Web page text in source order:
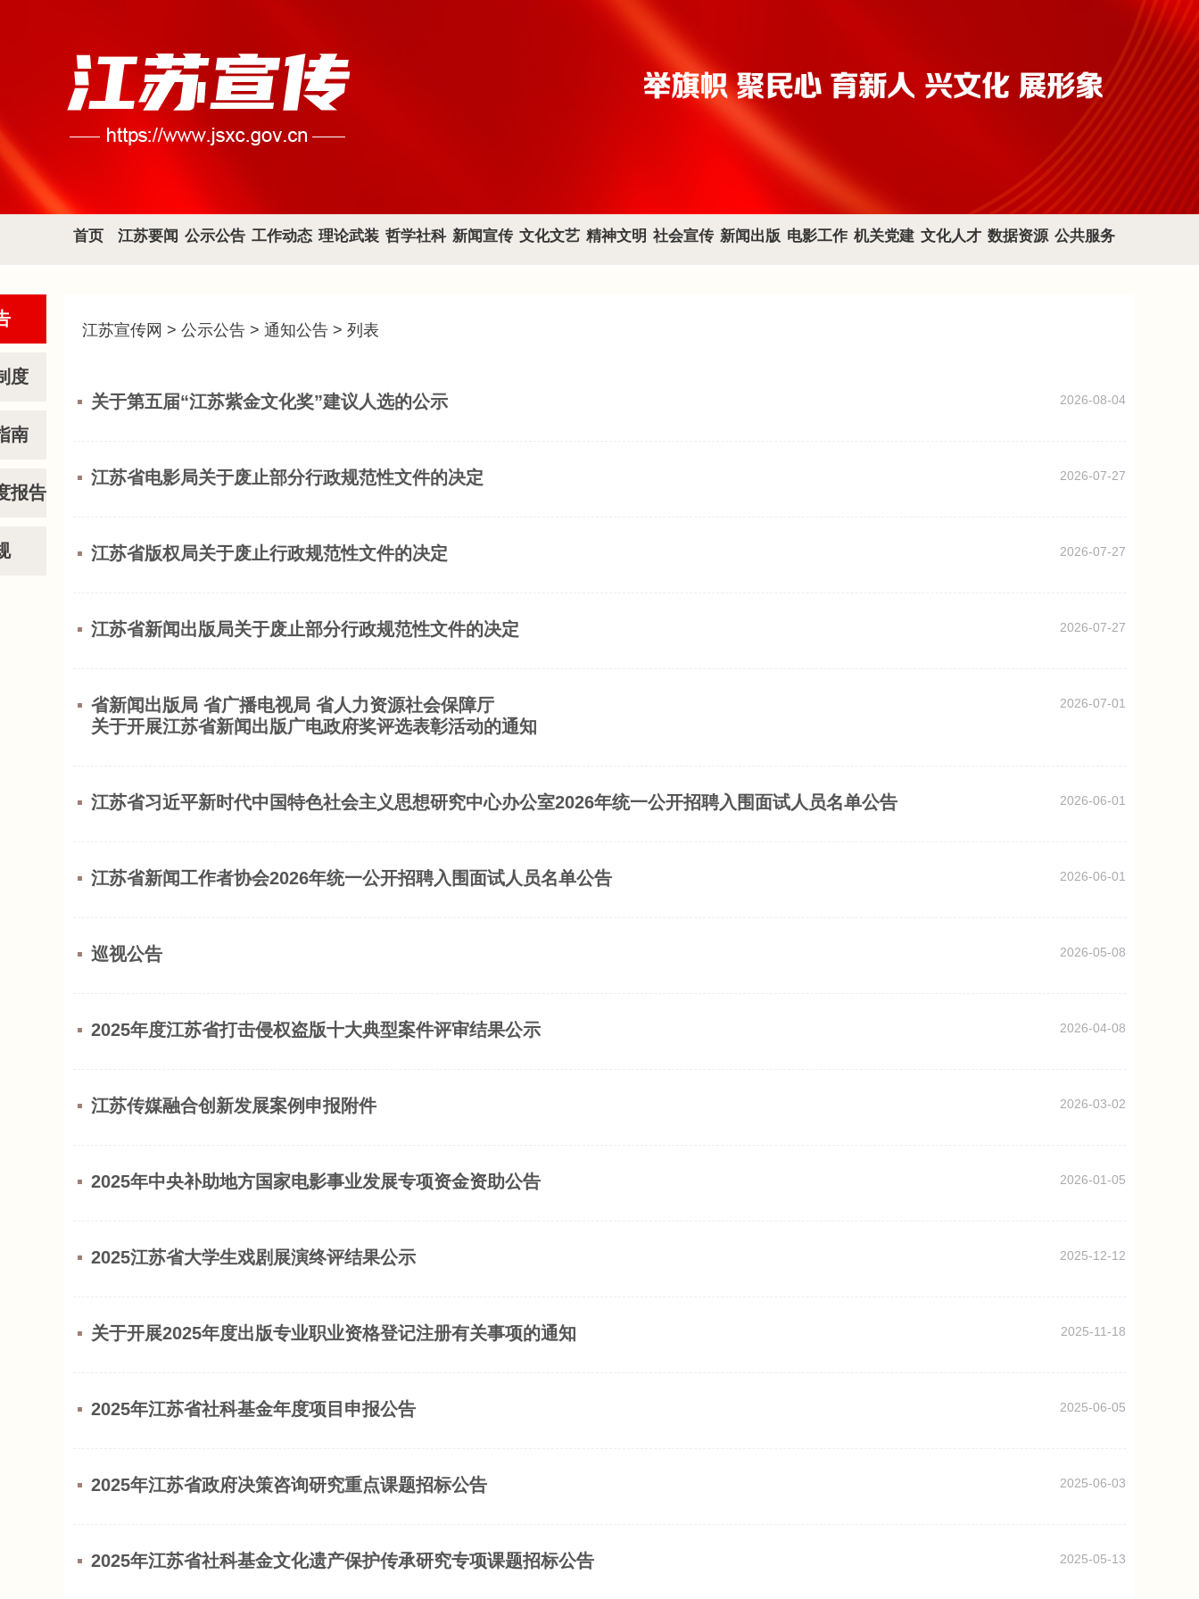
首页 江苏要闻 公示公告 工作动态 理论武装 哲学社科 新闻宣传 文化文艺 精神文明 社会宣传 新闻出版 电影工作 机关党建 文化人才 数据资源 公共服务
度
南
报告
江苏宣传网 > 公示公告 > 通知公告 > 列表
关于第五届“江苏紫金文化奖”建议人选的公示 2026-08-04
江苏省电影局关于废止部分行政规范性文件的决定 2026-07-27
江苏省版权局关于废止行政规范性文件的决定 2026-07-27
江苏省新闻出版局关于废止部分行政规范性文件的决定 2026-07-27
省新闻出版局 省广播电视局 省人力资源社会保障厅
关于开展江苏省新闻出版广电政府奖评选表彰活动的通知
2026-07-01
江苏省习近平新时代中国特色社会主义思想研究中心办公室2026年统一公开招聘入围面试人员名单公告 2026-06-01
江苏省新闻工作者协会2026年统一公开招聘入围面试人员名单公告 2026-06-01
巡视公告 2026-05-08
2025年度江苏省打击侵权盗版十大典型案件评审结果公示 2026-04-08
江苏传媒融合创新发展案例申报附件 2026-03-02
2025年中央补助地方国家电影事业发展专项资金资助公告 2026-01-05
2025江苏省大学生戏剧展演终评结果公示 2025-12-12
关于开展2025年度出版专业职业资格登记注册有关事项的通知 2025-11-18
2025年江苏省社科基金年度项目申报公告 2025-06-05
2025年江苏省政府决策咨询研究重点课题招标公告 2025-06-03
2025年江苏省社科基金文化遗产保护传承研究专项课题招标公告 2025-05-13